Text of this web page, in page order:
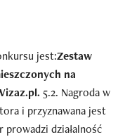
jest:Zestaw
na
5.2. Nagroda w
i przyznawana jest
działalność